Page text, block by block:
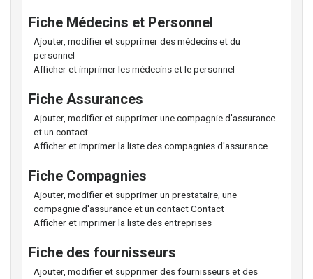
Fiche Médecins et Personnel
Ajouter, modifier et supprimer des médecins et du
personnel
Afficher et imprimer les médecins et le personnel
Fiche Assurances
Ajouter, modifier et supprimer une compagnie d'assurance
et un contact
Afficher et imprimer la liste des compagnies d'assurance
Fiche Compagnies
Ajouter, modifier et supprimer un prestataire, une
compagnie d'assurance et un contact Contact
Afficher et imprimer la liste des entreprises
Fiche des fournisseurs
Ajouter, modifier et supprimer des fournisseurs et des